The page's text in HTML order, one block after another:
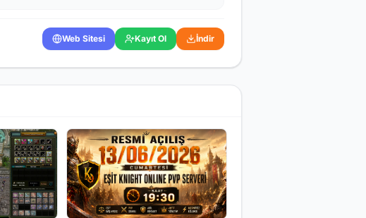
Web Sitesi Kayıt Ol İndir